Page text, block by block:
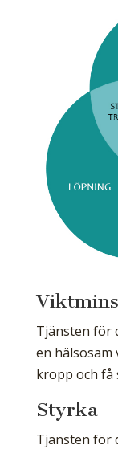
Tjänsten för
en
kropp och få
Styrka
Tjänsten för